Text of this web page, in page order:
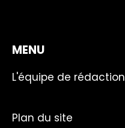
MENU
L'équipe de rédaction
Plan du site